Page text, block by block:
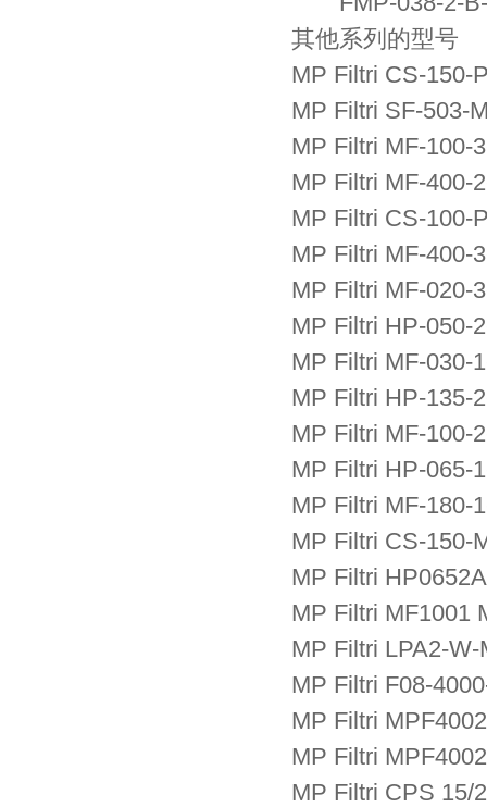
其他系列的型号
MP Filtri CS-150-
MP Filtri SF-503-
MP Filtri MF-100-
MP Filtri MF-400-
MP Filtri CS-100-
MP Filtri MF-400-
MP Filtri MF-020-
MP Filtri HP-050-
MP Filtri MF-030-
MP Filtri HP-135-
MP Filtri MF-100-
MP Filtri HP-065-
MP Filtri MF-180-
MP Filtri CS-150-
MP Filtri
MP Filtri MF1001
MP Filtri LPA2-
MP Filtri F08-
MP Filtri
MP Filtri
MP Filtri CPS 15/